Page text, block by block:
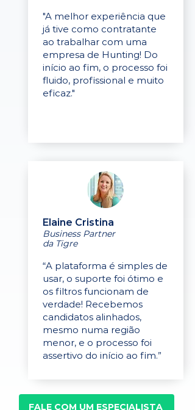
"A melhor experiência que
já tive como contratante
ao trabalhar com uma
empresa de Hunting! Do
início ao fim, o processo foi
fluido, profissional e muito
eficaz."
Elaine Cristina
Business Partner
da Tigre
“A plataforma é simples de
usar, o suporte foi ótimo e
os filtros funcionam de
verdade! Recebemos
candidatos alinhados,
mesmo numa região
menor, e o processo foi
assertivo do início ao fim.”
FALE COM UM ESPECIALISTA